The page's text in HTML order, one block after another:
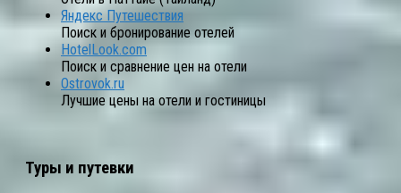
Яндекс Путешествия
Поиск и бронирование отелей
HotelLook.com
Поиск и сравнение цен на отели
Ostrovok.ru
Лучшие цены на отели и гостиницы
Туры и путевки